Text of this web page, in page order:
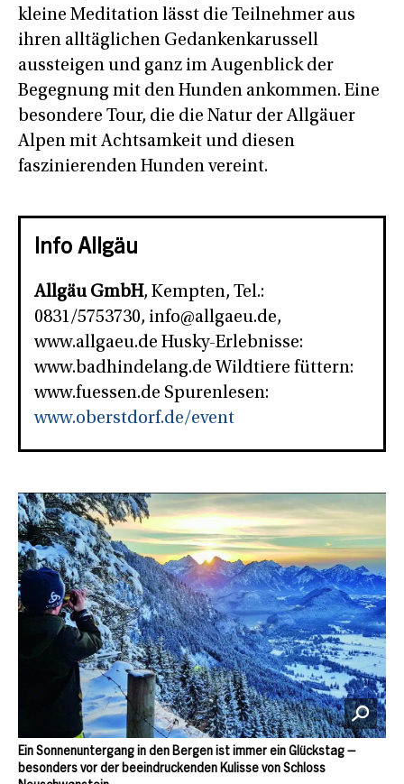
kleine Meditation lässt die Teilnehmer aus
ihren alltäglichen Gedankenkarussell
aussteigen und ganz im Augenblick der
Begegnung mit den Hunden ankommen. Eine
besondere Tour, die die Natur der Allgäuer
Alpen mit Achtsamkeit und diesen
faszinierenden Hunden vereint.
Info Allgäu
Allgäu GmbH, Kempten, Tel.:
0831/5753730, info@allgaeu.de,
www.allgaeu.de Husky-Erlebnisse:
www.badhindelang.de Wildtiere füttern:
www.fuessen.de Spurenlesen:
www.oberstdorf.de/event
Ein Sonnenuntergang in den Bergen ist immer ein Glückstag –
besonders vor der beeindruckenden Kulisse von Schloss